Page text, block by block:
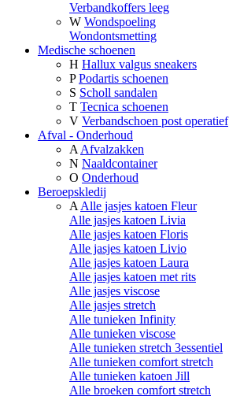
Verbandkoffers leeg
W Wondspoeling
Wondontsmetting
Medische schoenen
H Hallux valgus sneakers
P Podartis schoenen
S Scholl sandalen
T Tecnica schoenen
V Verbandschoen post operatief
Afval - Onderhoud
A Afvalzakken
N Naaldcontainer
O Onderhoud
Beroepskledij
A Alle jasjes katoen Fleur
Alle jasjes katoen Livia
Alle jasjes katoen Floris
Alle jasjes katoen Livio
Alle jasjes katoen Laura
Alle jasjes katoen met rits
Alle jasjes viscose
Alle jasjes stretch
Alle tunieken Infinity
Alle tunieken viscose
Alle tunieken stretch 3essentiel
Alle tunieken comfort stretch
Alle tunieken katoen Jill
Alle broeken comfort stretch